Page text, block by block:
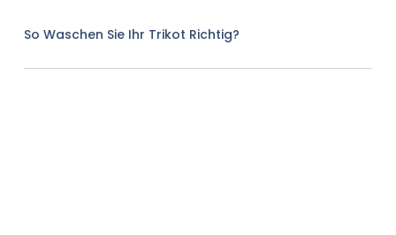
So Waschen Sie Ihr Trikot Richtig?